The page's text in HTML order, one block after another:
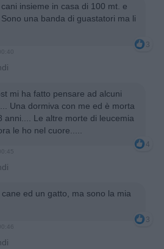
insieme in casa di 100 mt. e
una banda di guastatori ma li
3
mi ha fatto pensare ad alcuni
Una dormiva con me ed è morta
anni.... Le altre morte di leucemia
le ho nel cuore.....
4
ed un gatto, ma sono la mia
3